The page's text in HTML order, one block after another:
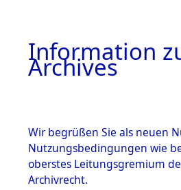
Information
Archives
Wir begrüßen Sie als neuen
Nutzungsbedingungen wie
oberstes Leitungsgremium
Archivrecht.